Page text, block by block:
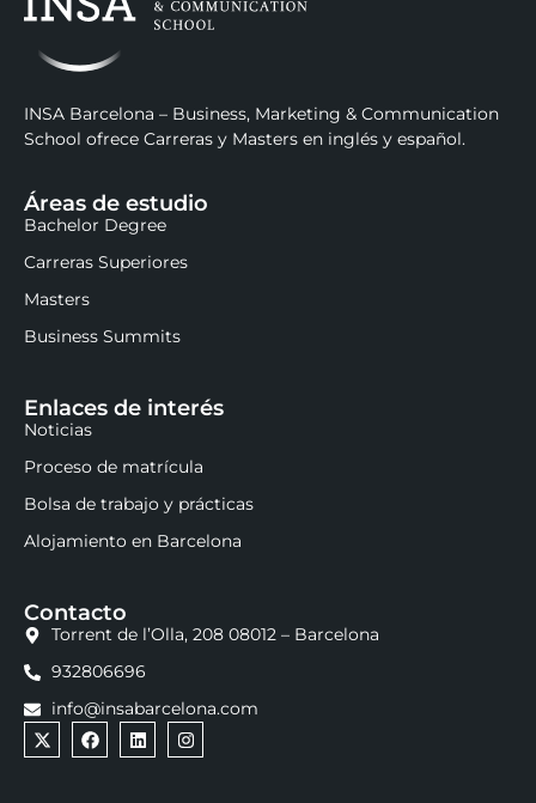
INSA Barcelona – Business, Marketing & Communication
School ofrece Carreras y Masters en inglés y español.
Áreas de estudio
Bachelor Degree
Carreras Superiores
Masters
Business Summits
Enlaces de interés
Noticias
Proceso de matrícula
Bolsa de trabajo y prácticas
Alojamiento en Barcelona
Contacto
Torrent de l’Olla, 208 08012 – Barcelona
932806696
info@insabarcelona.com